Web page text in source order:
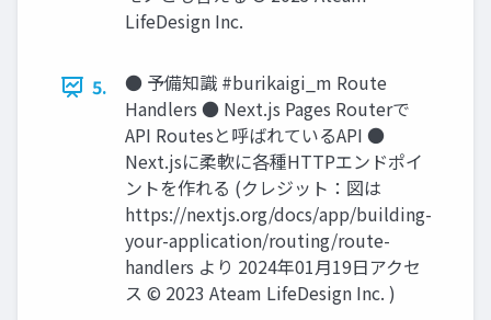
LifeDesign Inc.
5.
● 予備知識 #burikaigi_m Route
Handlers ● Next.js Pages Routerで
API Routesと呼ばれているAPI ●
Next.jsに柔軟に各種HTTPエンドポイ
ントを作れる (クレジット：図は
https://nextjs.org/docs/app/building-
your-application/routing/route-
handlers より 2024年01⽉19⽇アクセ
ス © 2023 Ateam LifeDesign Inc. )